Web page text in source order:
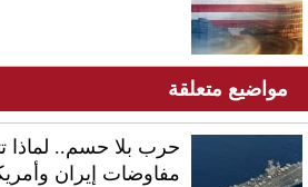
مواضيع متعلقة
حرب بلا حسم.. لماذا
مفاوضات إيران